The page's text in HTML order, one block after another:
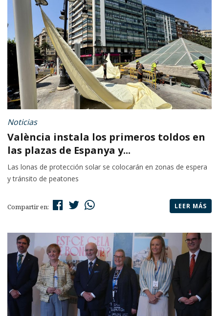
Noticias
València instala los primeros toldos en
las plazas de Espanya y...
Las lonas de protección solar se colocarán en zonas de espera
y tránsito de peatones
Compartir en: LEER MÁS